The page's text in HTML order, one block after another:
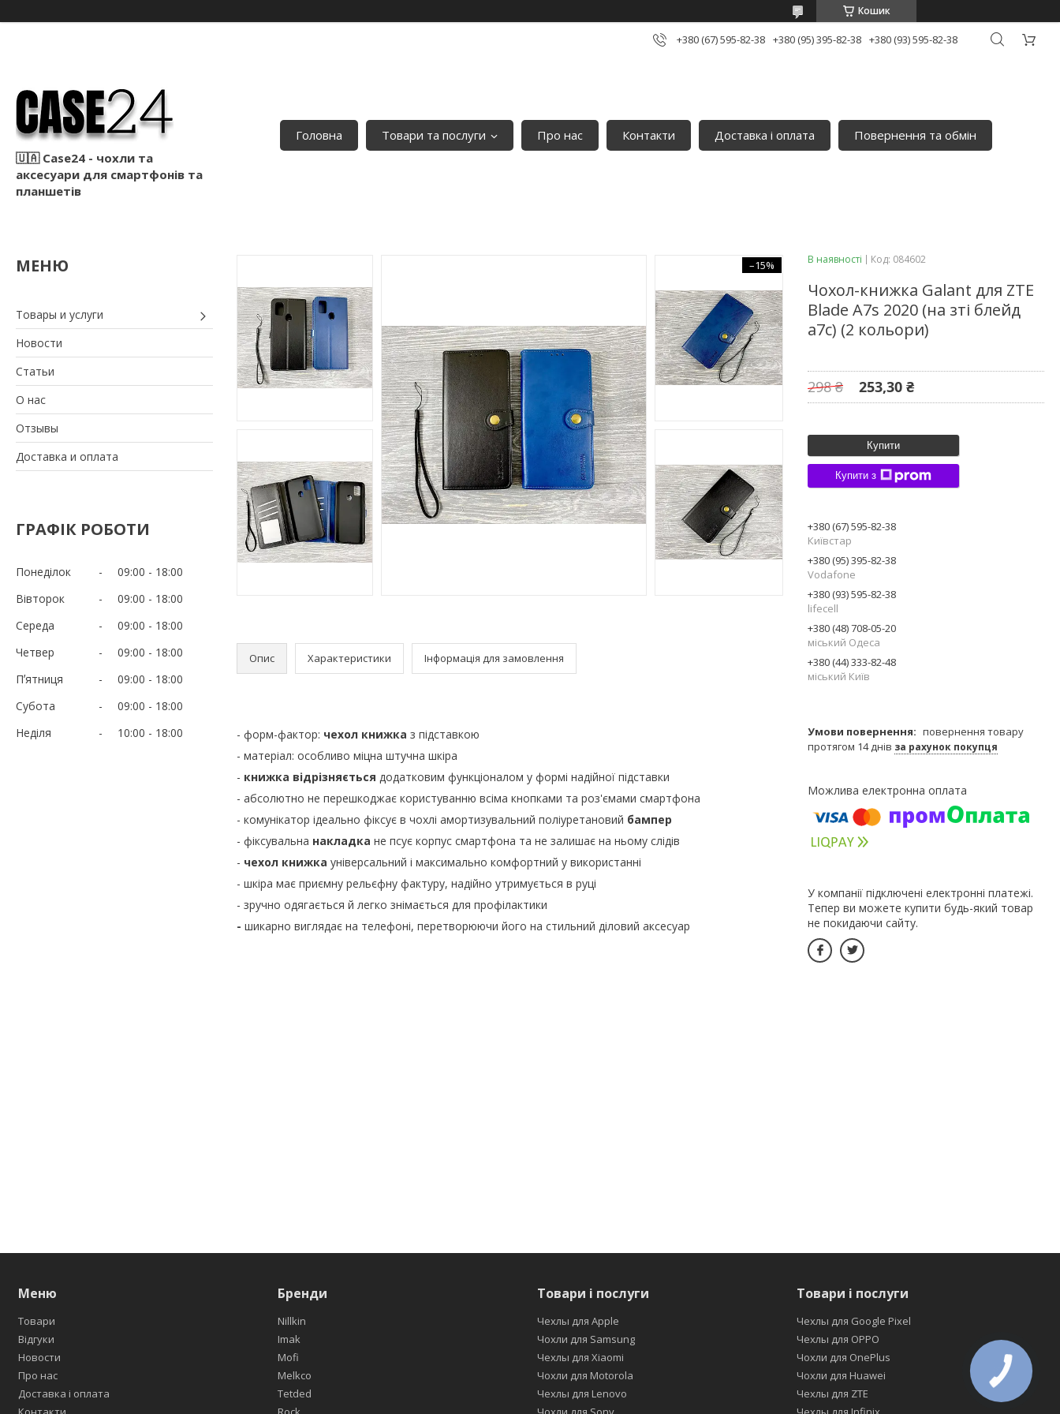
Кошик
+380 (67) 595-82-38 +380 (95) 395-82-38 +380 (93) 595-82-38
🇺🇦 Case24 - чохли та
аксесуари для смартфонів та
планшетів
Головна Товари та послуги Про нас Контакти Доставка і оплата Повернення та обмін
Товары и услуги
Новости
Статьи
О нас
Отзывы
Доставка и оплата
ГРАФІК РОБОТИ
Понеділок 09:00
18:00
Вівторок
09:00
18:00
Середа
09:00
18:00
Четвер
09:00
18:00
Пʼятниця
09:00
18:00
Субота
09:00
18:00
Неділя
10:00 18:00
–15%
Опис Характеристики Інформація для замовлення
- форм-фактор: чехол книжка з підставкою
- матеріал: особливо міцна штучна шкіра
- книжка відрізняється додатковим функціоналом у формі надійної підставки
- абсолютно не перешкоджає користуванню всіма кнопками та роз'ємами смартфона
- комунікатор ідеально фіксує в чохлі амортизувальний поліуретановий бампер
- фіксувальна накладка не псує корпус смартфона та не залишає на ньому слідів
- чехол книжка універсальний і максимально комфортний у використанні
- шкіра має приємну рельєфну фактуру, надійно утримується в руці
- зручно одягається й легко знімається для профілактики
- шикарно виглядає на телефоні, перетворюючи його на стильний діловий аксесуар
В наявності Код: 084602
Чохол-книжка Galant для ZTE
Blade A7s 2020 (на зті блейд
а7с) (2 кольори)
298 ₴ 253,30 ₴
Купити
Купити з
+380 (67) 595-82-38
Київстар
+380 (95) 395-82-38
Vodafone
+380 (93) 595-82-38
lifecell
+380 (48) 708-05-20
міський Одеса
+380 (44) 333-82-48
міський Київ
повернення товару
протягом 14 днів за рахунок покупця
У компанії підключені електронні платежі.
Тепер ви можете купити будь-який товар
не покидаючи сайту.
Меню
Товари
Відгуки
Новости
Про нас
Доставка і оплата
Бренди
Nillkin
Imak
Mofi
Melkco
Tetded
Товари і послуги
Чехлы для Apple
Чохли для Samsung
Чехлы для Xiaomi
Чохли для Motorola
Чехлы для Lenovo
Товари і послуги
Чехлы для Google Pixel
Чехлы для OPPO
Чохли для OnePlus
Чохли для Huawei
Чехлы для ZTE